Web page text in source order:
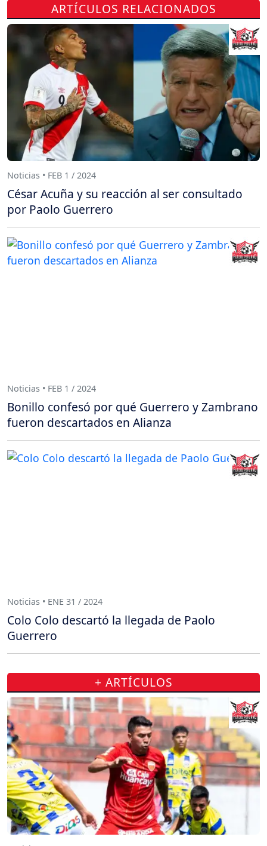
ARTÍCULOS RELACIONADOS
Noticias • FEB 1 / 2024
César Acuña y su reacción al ser consultado
por Paolo Guerrero
Noticias • FEB 1 / 2024
Bonillo confesó por qué Guerrero y Zambrano
fueron descartados en Alianza
Noticias • ENE 31 / 2024
Colo Colo descartó la llegada de Paolo
Guerrero
+ ARTÍCULOS